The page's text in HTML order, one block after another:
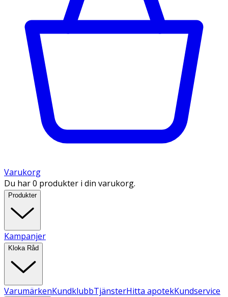
Varukorg
Du har 0 produkter i din varukorg.
Produkter
Kampanjer
Kloka Råd
VarumärkenKundklubbTjänsterHitta apotekKundservice